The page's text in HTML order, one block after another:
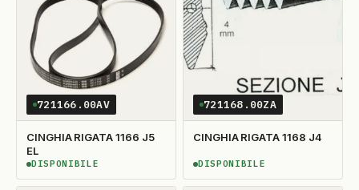
721166.00AV
CINGHIA RIGATA 1166 J5
EL
DISPONIBILE
DISPONIBILE
721168.00ZA
CINGHIA RIGATA 1168 J4
DISPONIBILE
DISPONIBILE